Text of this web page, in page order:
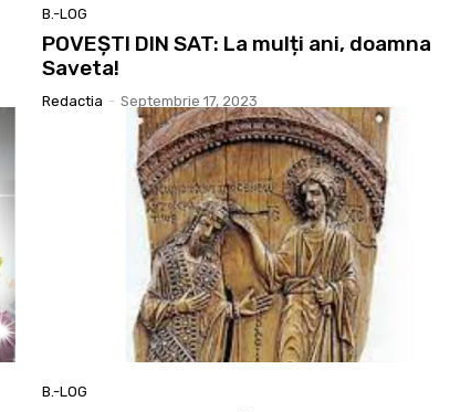
B.-LOG
POVEȘTI DIN SAT: La mulți ani, doamna
Saveta!
Redactia - Septembrie 17, 2023
B.-LOG